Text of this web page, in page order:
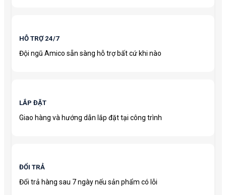
HỖ TRỢ 24/7
Đội ngũ Amico sẵn sàng hỗ trợ bất cứ khi nào
LẮP ĐẶT
Giao hàng và hướng dẫn lắp đặt tại công trình
ĐỔI TRẢ
Đổi trả hàng sau 7 ngày nếu sản phẩm có lỗi